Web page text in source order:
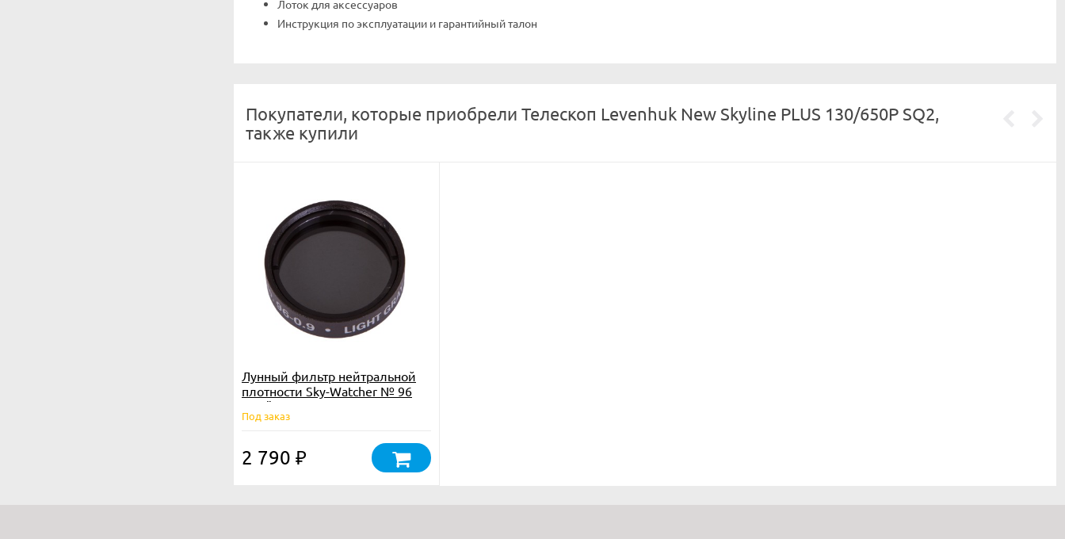
Лоток для аксессуаров
Инструкция по эксплуатации и гарантийный талон
Покупатели, которые приобрели Телескоп Levenhuk New Skyline PLUS 130/650P SQ2,
также купили
Лунный фильтр нейтральной
плотности Sky-Watcher № 96
1,25"
Под заказ
2 790 ₽